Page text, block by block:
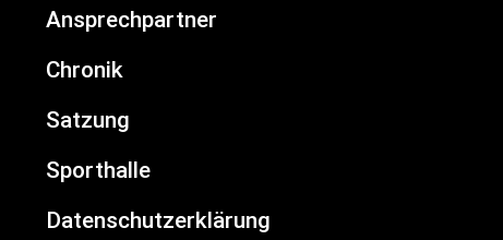
Ansprechpartner
Chronik
Satzung
Sporthalle
Datenschutzerklärung